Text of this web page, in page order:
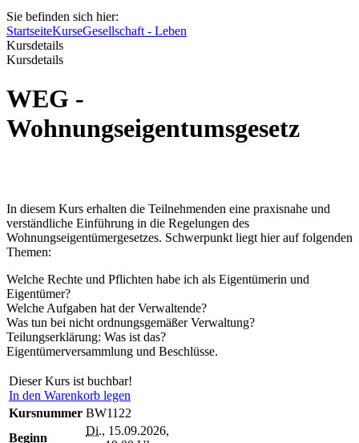
Sie befinden sich hier:
StartseiteKurseGesellschaft - Leben
Kursdetails
Kursdetails
WEG -
Wohnungseigentumsgesetz
In diesem Kurs erhalten die Teilnehmenden eine praxisnahe und
verständliche Einführung in die Regelungen des
Wohnungseigentümergesetzes. Schwerpunkt liegt hier auf folgenden
Themen:
Welche Rechte und Pflichten habe ich als Eigentümerin und
Eigentümer?
Welche Aufgaben hat der Verwaltende?
Was tun bei nicht ordnungsgemäßer Verwaltung?
Teilungserklärung: Was ist das?
Eigentümerversammlung und Beschlüsse.
Dieser Kurs ist buchbar!
In den Warenkorb legen
Kursnummer BW1122
Beginn
Di., 15.09.2026,